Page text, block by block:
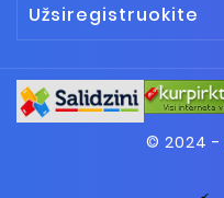
Užsiregistruokite
© 2024